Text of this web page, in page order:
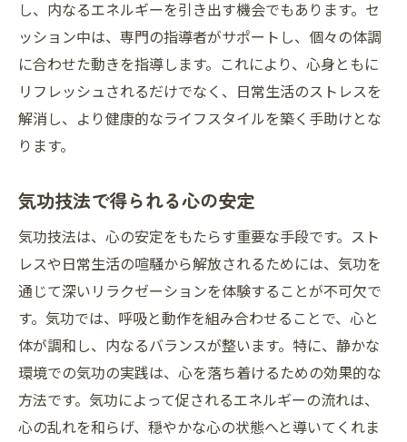
し、内なるエネルギーを引き出す機会でもあります。セ
ッション中は、専門の指導者がサポートし、個々の体調
に合わせた動きを指導します。これにより、心身ともに
リフレッシュされるだけでなく、日常生活のストレスを
解消し、より健康的なライフスタイルを築く手助けとな
ります。
気功技法で得られる心の安定
気功技法は、心の安定をもたらす重要な手段です。スト
レスや日常生活の喧騒から解放されるためには、気功を
通じて深いリラクゼーションを体験することが不可欠で
す。気功では、呼吸と動作を組み合わせることで、心と
体が調和し、内なるバランスが整います。特に、静かな
環境での気功の実践は、心を落ち着けるための効果的な
方法です。気功によって促されるエネルギーの流れは、
心の乱れを和らげ、穏やかな心の状態へと導いてくれま